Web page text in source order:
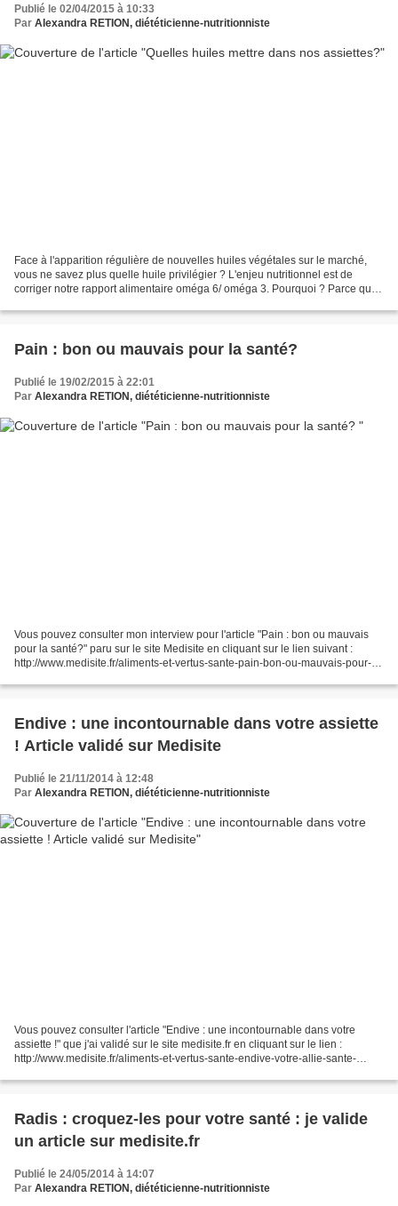
Publié le 02/04/2015 à 10:33
Par Alexandra RETION, diététicienne-nutritionniste
Face à l'apparition régulière de nouvelles huiles végétales sur le marché,
vous ne savez plus quelle huile privilégier ? L'enjeu nutritionnel est de
corriger notre rapport alimentaire oméga 6/ oméga 3. Pourquoi ? Parce que
Pain : bon ou mauvais pour la santé?
Publié le 19/02/2015 à 22:01
Par Alexandra RETION, diététicienne-nutritionniste
Vous pouvez consulter mon interview pour l'article "Pain : bon ou mauvais
pour la santé?" paru sur le site Medisite en cliquant sur le lien suivant :
http://www.medisite.fr/aliments-et-vertus-sante-pain-bon-ou-mauvais-pour-la-
Endive : une incontournable dans votre assiette
! Article validé sur Medisite
Publié le 21/11/2014 à 12:48
Par Alexandra RETION, diététicienne-nutritionniste
Vous pouvez consulter l'article "Endive : une incontournable dans votre
assiette !" que j'ai validé sur le site medisite.fr en cliquant sur le lien :
http://www.medisite.fr/aliments-et-vertus-sante-endive-votre-allie-sante-
Radis : croquez-les pour votre santé : je valide
un article sur medisite.fr
Publié le 24/05/2014 à 14:07
Par Alexandra RETION, diététicienne-nutritionniste